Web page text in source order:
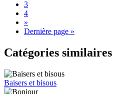
3
4
»
Dernière page »
Catégories similaires
Baisers et bisous